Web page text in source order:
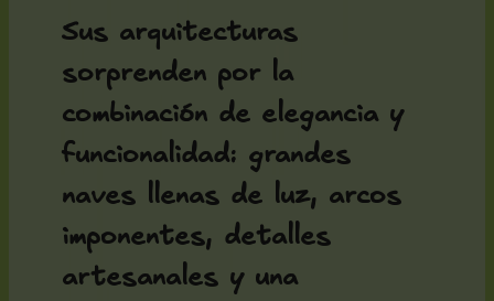
Sus arquitecturas
sorprenden por la
combinación de elegancia y
funcionalidad: grandes
naves llenas de luz, arcos
imponentes, detalles
artesanales y una